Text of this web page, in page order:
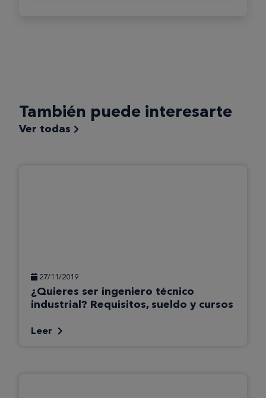
También puede interesarte
Ver todas
27/11/2019
¿Quieres ser ingeniero técnico
industrial? Requisitos, sueldo y cursos
Leer